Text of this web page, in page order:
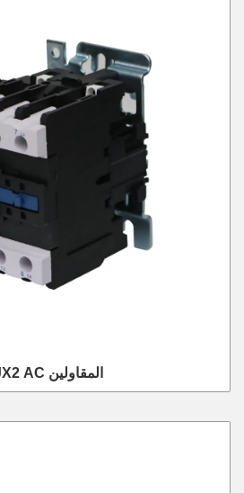
CJX2 AC المقاولين